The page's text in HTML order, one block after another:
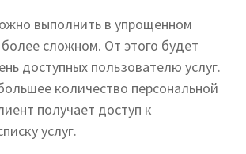
выполнить в упрощенном
сложном. От этого будет
доступных пользователю услуг.
количество персональной
получает доступ к
услуг.